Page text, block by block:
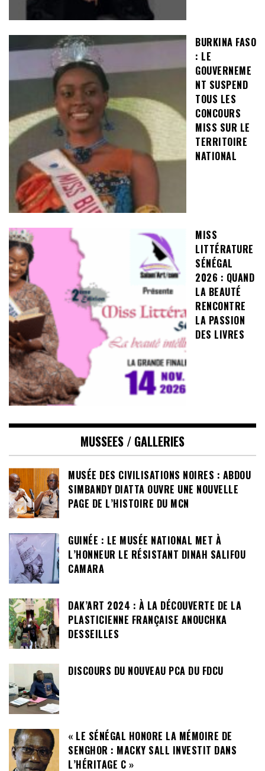
BURKINA FASO
: LE
GOUVERNEME
NT SUSPEND
TOUS LES
CONCOURS
MISS SUR LE
TERRITOIRE
NATIONAL
MISS
LITTÉRATURE
SÉNÉGAL
2026 : QUAND
LA BEAUTÉ
RENCONTRE
LA PASSION
DES LIVRES
MUSSEES / GALLERIES
MUSÉE DES CIVILISATIONS NOIRES : ABDOU
SIMBANDY DIATTA OUVRE UNE NOUVELLE
PAGE DE L’HISTOIRE DU MCN
GUINÉE : LE MUSÉE NATIONAL MET À
L’HONNEUR LE RÉSISTANT DINAH SALIFOU
CAMARA
DAK’ART 2024 : À LA DÉCOUVERTE DE LA
PLASTICIENNE FRANÇAISE ANOUCHKA
DESSEILLES
DISCOURS DU NOUVEAU PCA DU FDCU
« LE SÉNÉGAL HONORE LA MÉMOIRE DE
SENGHOR : MACKY SALL INVESTIT DANS
L’HÉRITAGE C »